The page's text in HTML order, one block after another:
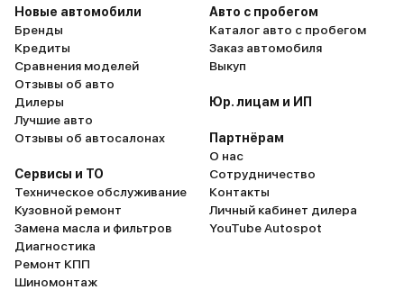
Новые автомобили
Бренды
Кредиты
Сравнения моделей
Отзывы об авто
Дилеры
Лучшие авто
Отзывы об автосалонах
Сервисы и ТО
Техническое обслуживание
Кузовной ремонт
Замена масла и фильтров
Диагностика
Ремонт КПП
Шиномонтаж
Авто с пробегом
Каталог авто с пробегом
Заказ автомобиля
Выкуп
Юр. лицам и ИП
Партнёрам
О нас
Сотрудничество
Контакты
Личный кабинет дилера
YouTube Autospot